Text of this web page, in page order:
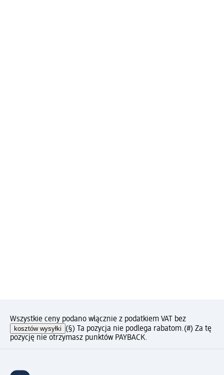
Wszystkie ceny podano włącznie z podatkiem VAT bez
kosztów wysyłki (§) Ta pozycja nie podlega rabatom.(#) Za tę
pozycję nie otrzymasz punktów PAYBACK.